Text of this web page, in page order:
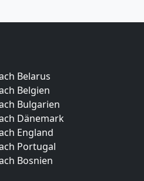
Belarus
Belgien
Bulgarien
Dänemark
England
Portugal
Bosnien